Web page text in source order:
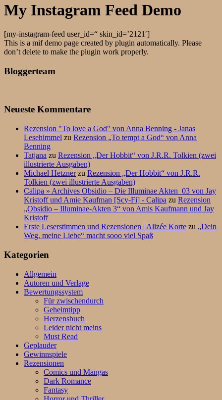
My Instagram Feed Demo
[my-instagram-feed user_id=“ skin_id=’2121′]
This is a mif demo page created by plugin automatically. Please
don’t delete to make the plugin work properly.
Bloggerteam
Neueste Kommentare
Rezension "To love a God" von Anna Benning - Janas
Lesehimmel zu Rezension „To tempt a God“ von Anna
Benning
Tatjana zu Rezension „Der Hobbit“ von J.R.R. Tolkien (zwei
illustrierte Ausgaben)
Michael Hetznerzu Rezension „Der Hobbit“ von J.R.R.
Tolkien (zwei illustrierte Ausgaben)
Calipa » Archives Obsidio – Die Illuminae Akten_03 von Jay
Kristoff und Amie Kaufman [Scy-Fi] - Calipa zu Rezension
„Obsidio – Illuminae-Akten 3“ von Amis Kaufmann und Jay
Kristoff
Erste Leserstimmen und Rezensionen | Alizée Korte zu „Dein
Weg, meine Liebe“ macht sooo viel Spaß
Kategorien
Allgemein
Autoren und Verlage
Bewertungssystem
Für zwischendurch
Geheimtipp
Herzensbuch
Leider nicht meins
Must Read
Geplauder
Gewinnspiele
Rezensionen
Comics und Mangas
Dark Romance
Fantasy